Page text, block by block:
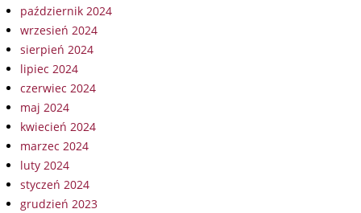
październik 2024
wrzesień 2024
sierpień 2024
lipiec 2024
czerwiec 2024
maj 2024
kwiecień 2024
marzec 2024
luty 2024
styczeń 2024
grudzień 2023